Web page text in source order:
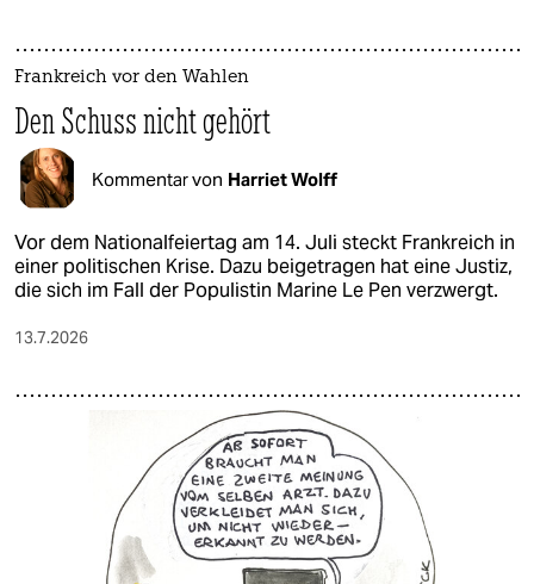
Frankreich vor den Wahlen
Den Schuss nicht gehört
Kommentar von Harriet Wolff
Vor dem Nationalfeiertag am 14. Juli steckt Frankreich in
einer politischen Krise. Dazu beigetragen hat eine Justiz,
die sich im Fall der Populistin Marine Le Pen verzwergt.
13.7.2026